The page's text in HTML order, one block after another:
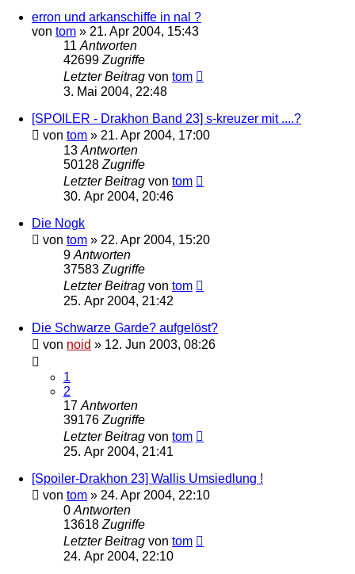
erron und arkanschiffe in nal ?
von tom » 21. Apr 2004, 15:43
11 Antworten
42699 Zugriffe
Letzter Beitrag von tom
3. Mai 2004, 22:48
[SPOILER - Drakhon Band 23] s-kreuzer mit ....?
von tom » 21. Apr 2004, 17:00
13 Antworten
50128 Zugriffe
Letzter Beitrag von tom
30. Apr 2004, 20:46
Die Nogk
von tom » 22. Apr 2004, 15:20
9 Antworten
37583 Zugriffe
Letzter Beitrag von tom
25. Apr 2004, 21:42
Die Schwarze Garde? aufgelöst?
von noid » 12. Jun 2003, 08:26
1
2
17 Antworten
39176 Zugriffe
Letzter Beitrag von tom
25. Apr 2004, 21:41
[Spoiler-Drakhon 23] Wallis Umsiedlung !
von tom » 24. Apr 2004, 22:10
0 Antworten
13618 Zugriffe
Letzter Beitrag von tom
24. Apr 2004, 22:10